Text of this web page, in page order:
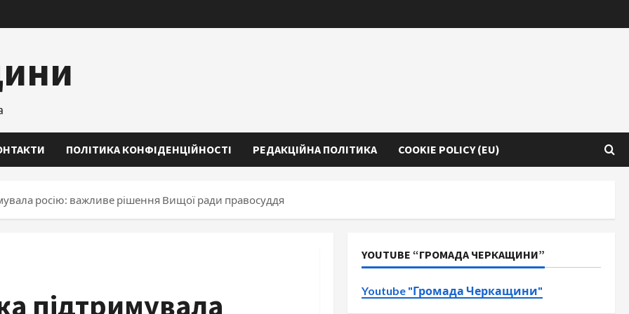
ПОЛІТИКА КОНФІДЕНЦІЙНОСТІ РЕДАКЦІЙНА ПОЛІТИКА COOKIE POLICY (EU)
росію: важливе рішення Вищої ради правосуддя
підтримувала
YOUTUBE “ГРОМАДА ЧЕРКАЩИНИ”
Youtube "Громада Черкащини"